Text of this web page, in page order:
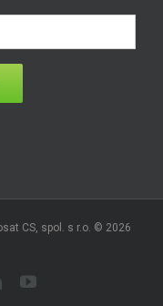
CS, spol. s r.o. © 2026
LinkedInYouTube